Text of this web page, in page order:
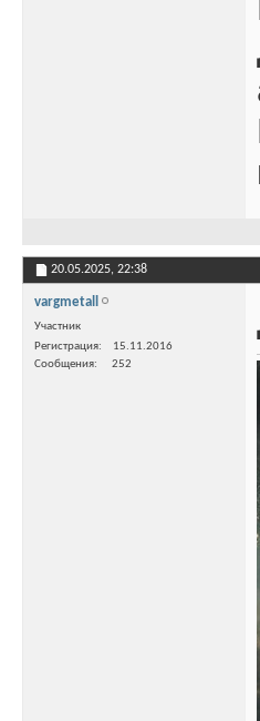
20.05.2025, 22:38
vargmetall
Участник
Регистрация
15.11.2016
Сообщения
252